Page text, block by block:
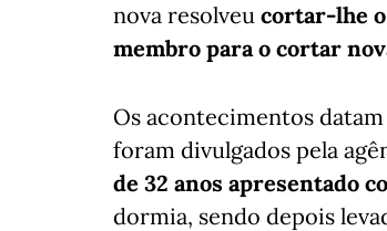
nova resolveu cortar-lhe
membro para o cortar
Os acontecimentos
foram divulgados pela
de 32 anos apresentado
dormia, sendo depois